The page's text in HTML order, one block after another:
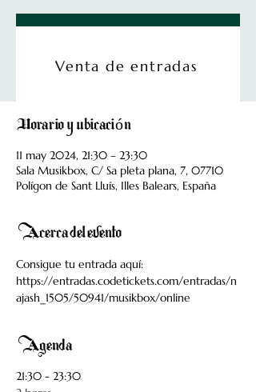
Ver otros eventos
Horario y ubicación
11 may 2024, 21:30 – 23:30
Sala Musikbox, C/ Sa pleta plana, 7, 07710
Polígon de Sant Lluís, Illes Balears, España
Acerca del evento
Consigue tu entrada aquí:
https://entradas.codetickets.com/entradas/n
ajash_1505/50941/musikbox/online
Agenda
21:30 - 23:30
Venta de entradas